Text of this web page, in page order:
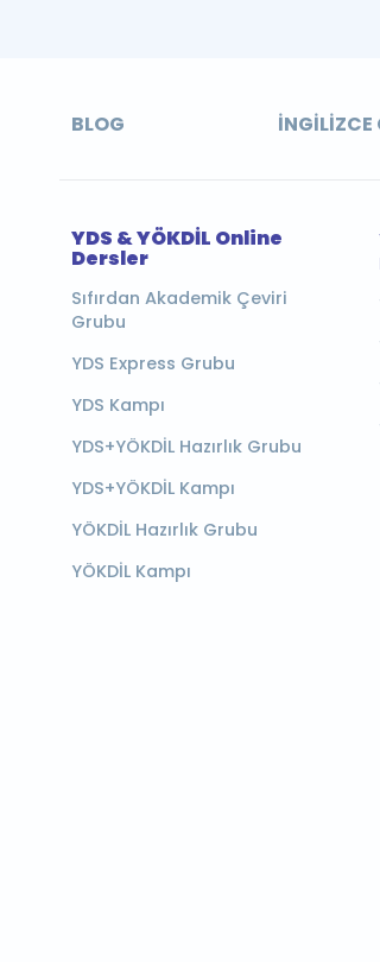
BLOG İNGILIZCE
YDS & YÖKDİL Online
Dersler
Sıfırdan Akademik Çeviri
Grubu
YDS Express Grubu
YDS Kampı
YDS+YÖKDİL Hazırlık Grubu
YDS+YÖKDİL Kampı
YÖKDİL Hazırlık Grubu
YÖKDİL Kampı